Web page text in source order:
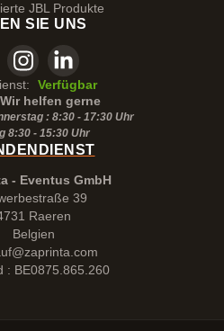
JBL Produkte
SIE UNS
Verfügbar
helfen gerne
: 8:30 - 17:30 Uhr
8:30 - 15:30Uhr
- Eventus GmbH
39
Raeren
Belgien
: BE0875.865.260